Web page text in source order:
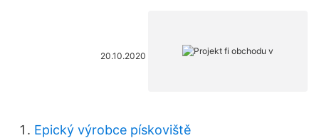
20.10.2020
Epický výrobce pískoviště